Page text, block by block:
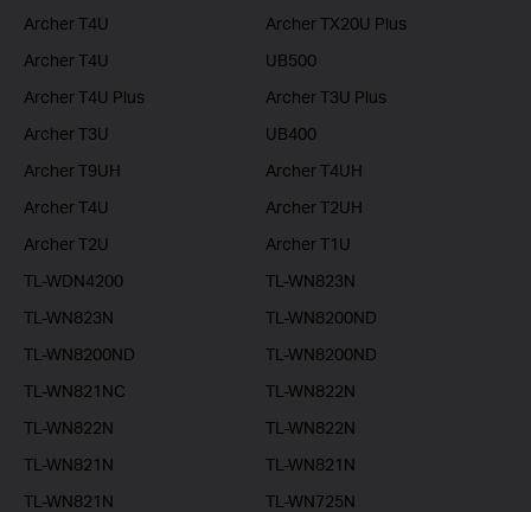
Archer T4U
Archer TX20U Plus
Archer T4U
UB500
Archer T4U Plus
Archer T3U Plus
Archer T3U
UB400
Archer T9UH
Archer T4UH
Archer T4U
Archer T2UH
Archer T2U
Archer T1U
TL-WDN4200
TL-WN823N
TL-WN823N
TL-WN8200ND
TL-WN8200ND
TL-WN8200ND
TL-WN821NC
TL-WN822N
TL-WN822N
TL-WN822N
TL-WN821N
TL-WN821N
TL-WN821N
TL-WN725N